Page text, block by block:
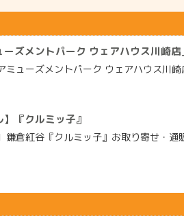
ーズメントパーク ウェアハウス川崎店
ューズメントパーク ウェアハウス
『クルミッ子』
鎌倉紅谷『クルミッ子』お取り寄せ